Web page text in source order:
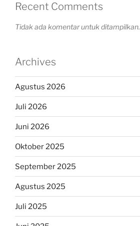
Recent Comments
Tidak ada komentar untuk ditampilkan.
Archives
Agustus 2026
Juli 2026
Juni 2026
Oktober 2025
September 2025
Agustus 2025
Juli 2025